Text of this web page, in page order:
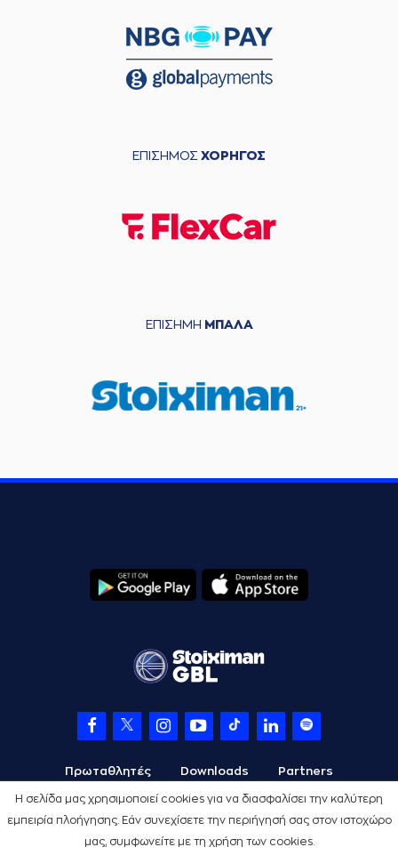
Η σελίδα μας χρησιμοποιεί cookies για να διασφαλίσει την καλύτερη
εμπειρία πλοήγησης. Εάν συνεχίσετε την περιήγησή σας στον ιστοχώρο
μας, συμφωνείτε με τη χρήση των cookies.
ΕΠΙΣΗΜΟΣ ΧΟΡΗΓΟΣ
ΕΠΙΣΗΜΗ ΜΠΑΛΑ
Πρωταθλητές Downloads Partners